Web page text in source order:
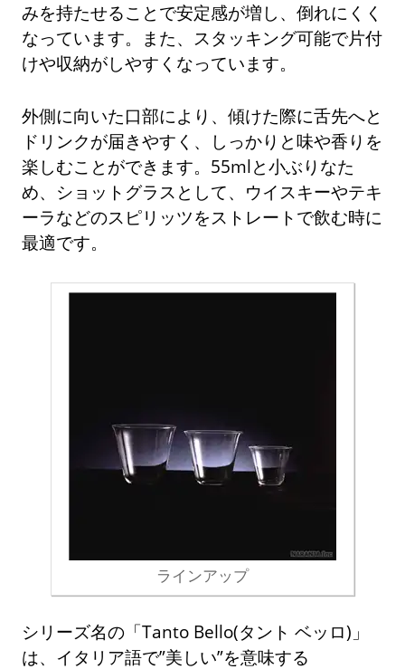
みを持たせることで安定感が増し、倒れにくく
なっています。また、スタッキング可能で片付
けや収納がしやすくなっています。
外側に向いた口部により、傾けた際に舌先へと
ドリンクが届きやすく、しっかりと味や香りを
楽しむことができます。55mlと小ぶりなた
め、ショットグラスとして、ウイスキーやテキ
ーラなどのスピリッツをストレートで飲む時に
最適です。
ラインアップ
シリーズ名の「Tanto Bello(タント ベッロ)」
は、イタリア語で”美しい”を意味する